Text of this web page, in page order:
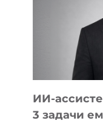
ИИ-
3 задачи